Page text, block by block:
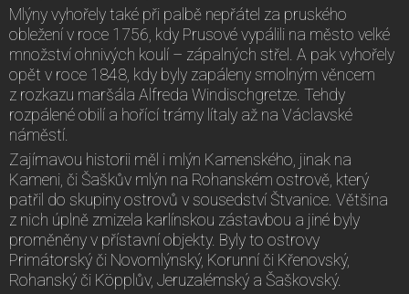
Mlýny vyhořely také při palbě nepřátel za pruského
obležení v roce 1756, kdy Prusové vypálili na město velké
množství ohnivých koulí – zápalných střel. A pak vyhořely
opět v roce 1848, kdy byly zapáleny smolným věncem
z rozkazu maršála Alfreda Windischgretze. Tehdy
rozpálené obilí a hořící trámy lítaly až na Václavské
náměstí.
Zajímavou historii měl i mlýn Kamenského, jinak na
Kameni, či Šaškův mlýn na Rohanském ostrově, který
patřil do skupiny ostrovů v sousedství Štvanice. Většina
z nich úplně zmizela karlínskou zástavbou a jiné byly
proměněny v přístavní objekty. Byly to ostrovy
Primátorský či Novomlýnský, Korunní či Křenovský,
Rohanský či Köpplův, Jeruzalémský a Šaškovský.